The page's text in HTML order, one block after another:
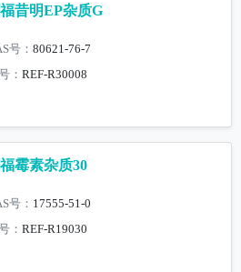
昔明EP杂质G
号：80621-76-7
：REF-R30008
霉素杂质30
号： 17555-51-0
：REF-R19030